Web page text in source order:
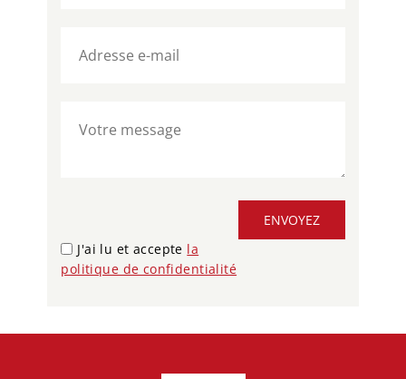
ENVOYEZ
J'ai lu et accepte la
politique de confidentialité